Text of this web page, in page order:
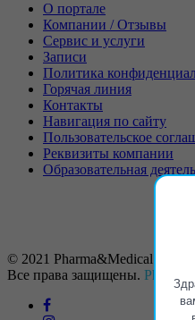
О портале
Компании / Отзывы
Сервис и услуги
Записи
Политика
Горячая линия
Контакты
Навигация по сайту
Пользовательское
Реквизиты компании
Образовательная
© 2021 Pharma&Medical
Все права защищены. Pharm